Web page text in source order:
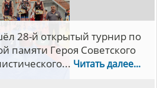
прошли финалы
детско-
лиги «Мяч над